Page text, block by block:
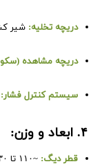
دریچه تخلیه: شیر
دریچه مشاهده
سیستم کنترل فشار:
۴. ابعاد و وزن:
قطر دیگ: ~۱۱۰ تا ۱۳۰ سانتیمتر